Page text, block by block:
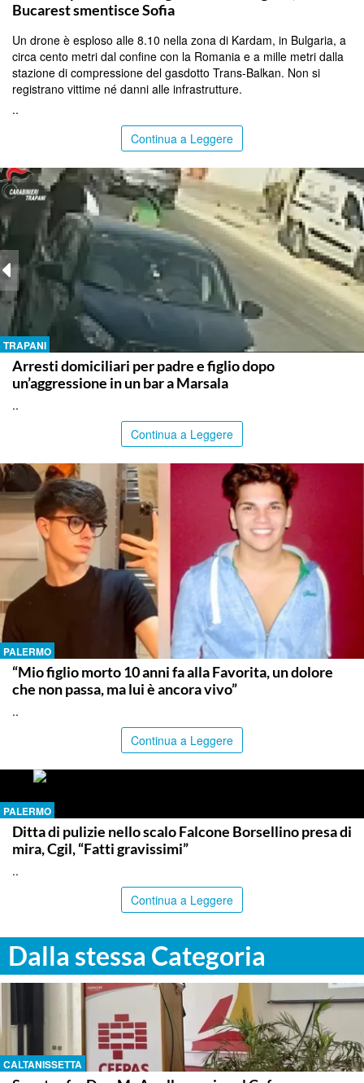
Bucarest smentisce Sofia
Un drone è esploso alle 8.10 nella zona di Kardam, in Bulgaria, a
circa cento metri dal confine con la Romania e a mille metri dalla
stazione di compressione del gasdotto Trans-Balkan. Non si
registrano vittime né danni alle infrastrutture.
..
Continua a Leggere
TRAPANI
Arresti domiciliari per padre e figlio dopo
un’aggressione in un bar a Marsala
..
Continua a Leggere
PALERMO
“Mio figlio morto 10 anni fa alla Favorita, un dolore
che non passa, ma lui è ancora vivo”
..
Continua a Leggere
PALERMO
Ditta di pulizie nello scalo Falcone Borsellino presa di
mira, Cgil, “Fatti gravissimi”
..
Continua a Leggere
Dalla stessa Categoria
CALTANISSETTA